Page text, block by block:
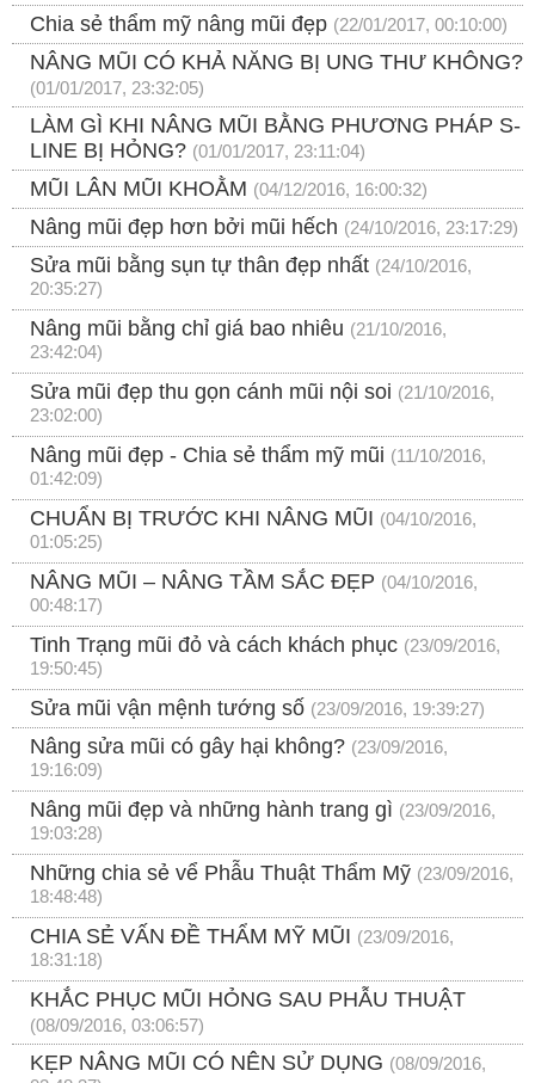
Chia sẻ thẩm mỹ nâng mũi đẹp (22/01/2017, 00:10:00)
NÂNG MŨI CÓ KHẢ NĂNG BỊ UNG THƯ KHÔNG?
(01/01/2017, 23:32:05)
LÀM GÌ KHI NÂNG MŨI BẰNG PHƯƠNG PHÁP S-
LINE BỊ HỎNG? (01/01/2017, 23:11:04)
MŨI LÂN MŨI KHOẰM (04/12/2016, 16:00:32)
Nâng mũi đẹp hơn bởi mũi hếch (24/10/2016, 23:17:29)
Sửa mũi bằng sụn tự thân đẹp nhất (24/10/2016,
20:35:27)
Nâng mũi bằng chỉ giá bao nhiêu (21/10/2016,
23:42:04)
Sửa mũi đẹp thu gọn cánh mũi nội soi (21/10/2016,
23:02:00)
Nâng mũi đẹp - Chia sẻ thẩm mỹ mũi (11/10/2016,
01:42:09)
CHUẨN BỊ TRƯỚC KHI NÂNG MŨI (04/10/2016,
01:05:25)
NÂNG MŨI – NÂNG TẦM SẮC ĐẸP (04/10/2016,
00:48:17)
Tinh Trạng mũi đỏ và cách khách phục (23/09/2016,
19:50:45)
Sửa mũi vận mệnh tướng số (23/09/2016, 19:39:27)
Nâng sửa mũi có gây hại không? (23/09/2016,
19:16:09)
Nâng mũi đẹp và những hành trang gì (23/09/2016,
19:03:28)
Những chia sẻ vể Phẫu Thuật Thẩm Mỹ (23/09/2016,
18:48:48)
CHIA SẺ VẤN ĐỀ THẨM MỸ MŨI (23/09/2016,
18:31:18)
KHẮC PHỤC MŨI HỎNG SAU PHẪU THUẬT
(08/09/2016, 03:06:57)
KẸP NÂNG MŨI CÓ NÊN SỬ DỤNG (08/09/2016,